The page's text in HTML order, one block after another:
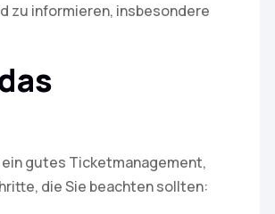
zu informieren, insbesondere
gutes Ticketmanagement,
die Sie beachten sollten: